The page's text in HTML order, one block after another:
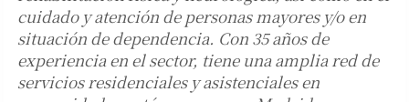
cuidado y atención de personas mayores y/o en
situación de dependencia. Con 35 años de
experiencia en el sector, tiene una amplia red de
servicios residenciales y asistenciales en